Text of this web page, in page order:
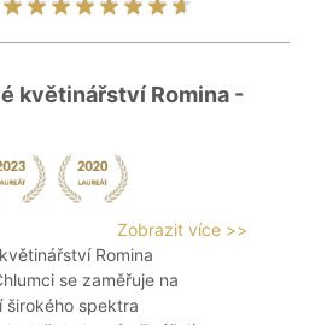
květinářství Romina -
Zobrazit více >>
Romina
se zaměřuje na
širokého spektra